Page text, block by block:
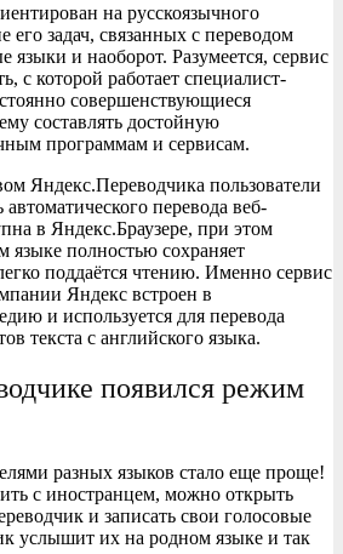
на русскоязычного
его задач, связанных с переводом
языки и наоборот. Разумеется, сервис
с которой работает специалист-
совершенствующиеся
составлять достойную
программам и сервисам.
Яндекс.Переводчика пользователи
перевода веб-
в Яндекс.Браузере, при этом
полностью сохраняет
поддаётся чтению. Именно сервис
Яндекс встроен в
и используется для перевода
текста с английского языка.
появился режим
разных языков стало еще проще!
с иностранцем, можно открыть
и записать свои голосовые
услышит их на родном языке и так